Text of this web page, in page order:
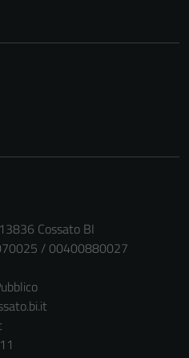
Cossato BI
/ 00400880027